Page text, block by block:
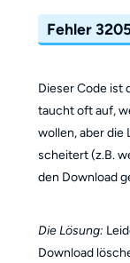
Fehler
Dieser Code ist
taucht oft auf,
wollen, aber die
scheitert (z.B.
den Download
Die Lösung:
Download